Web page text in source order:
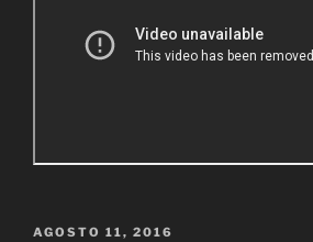
PUBLICADO
AGOSTO 11, 2016